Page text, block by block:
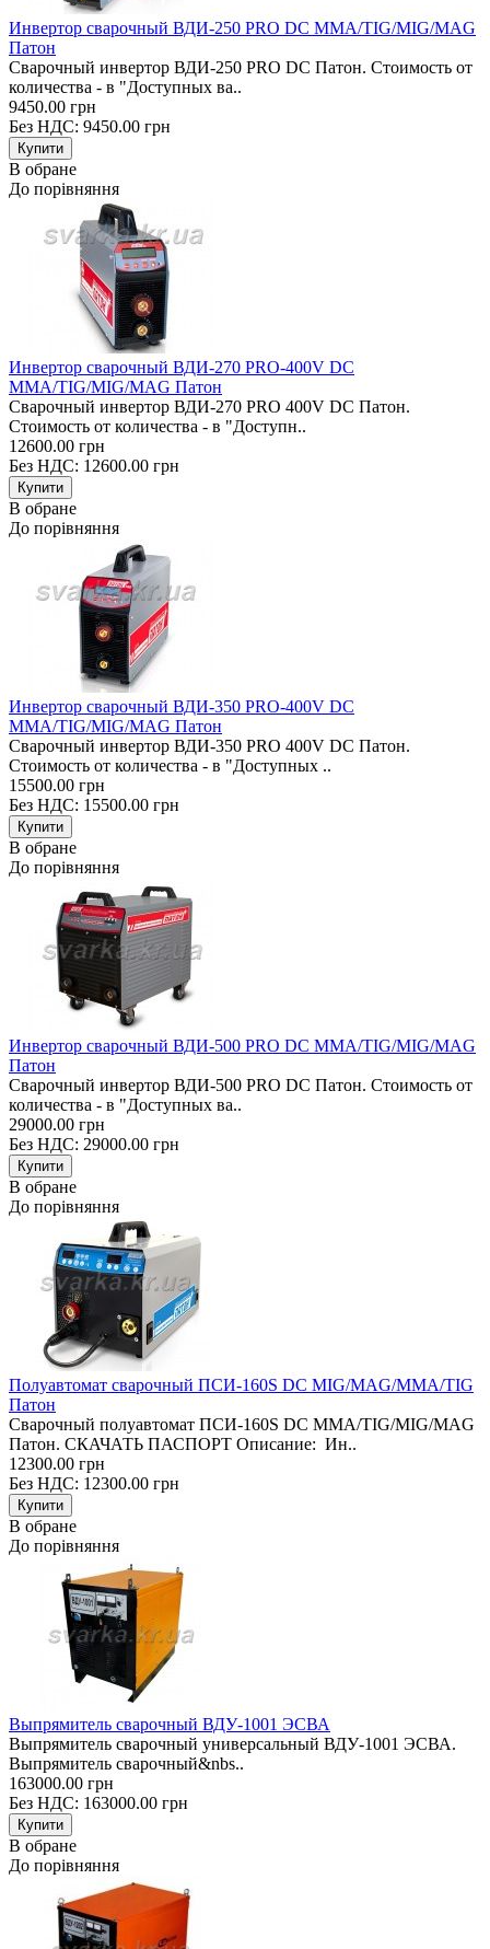
Инвертор сварочный ВДИ-250 PRO DC MMA/TIG/MIG/MAG
Патон
Сварочный инвертор ВДИ-250 PRO DC Патон. Стоимость от
количества - в "Доступных ва..
9450.00 грн
Без НДС: 9450.00 грн
В обране
До порівняння
Инвертор сварочный ВДИ-270 PRO-400V DC
MMA/TIG/MIG/MAG Патон
Сварочный инвертор ВДИ-270 PRO 400V DC Патон.
Стоимость от количества - в "Доступн..
12600.00 грн
Без НДС: 12600.00 грн
В обране
До порівняння
Инвертор сварочный ВДИ-350 PRO-400V DC
MMA/TIG/MIG/MAG Патон
Сварочный инвертор ВДИ-350 PRO 400V DC Патон.
Стоимость от количества - в "Доступных ..
15500.00 грн
Без НДС: 15500.00 грн
В обране
До порівняння
Инвертор сварочный ВДИ-500 PRO DC MMA/TIG/MIG/MAG
Патон
Сварочный инвертор ВДИ-500 PRO DC Патон. Стоимость от
количества - в "Доступных ва..
29000.00 грн
Без НДС: 29000.00 грн
В обране
До порівняння
Полуавтомат сварочный ПСИ-160S DC MIG/MAG/MMA/TIG
Патон
Сварочный полуавтомат ПСИ-160S DC MMA/TIG/MIG/MAG
Патон. СКАЧАТЬ ПАСПОРТ Описание: Ин..
12300.00 грн
Без НДС: 12300.00 грн
В обране
До порівняння
Выпрямитель сварочный ВДУ-1001 ЭСВА
Выпрямитель сварочный универсальный ВДУ-1001 ЭСВА.
Выпрямитель сварочный&nbs..
163000.00 грн
Без НДС: 163000.00 грн
В обране
До порівняння